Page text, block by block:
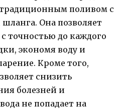
поливом с
Она позволяет
точностью до каждого
экономя воду и
Кроме того,
снизить
болезней и
не попадает на